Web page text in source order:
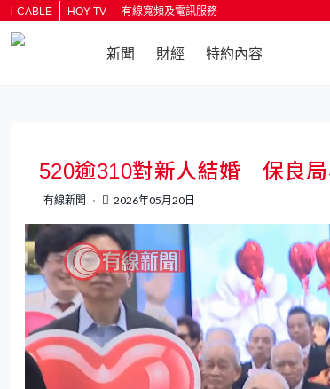
i-CABLE HOY TV 有線寬頻及電訊服務
新聞 財經 特約內容
520逾310對新人結婚 保良
有線新聞 2026年05月20日